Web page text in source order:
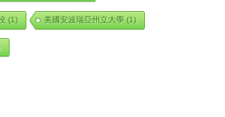
(1) 美國安波瑞亞州立大學 (1)